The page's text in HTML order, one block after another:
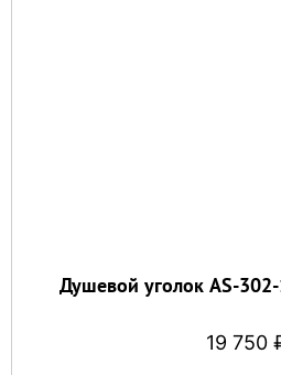
Душевой уголок AS-
19 750